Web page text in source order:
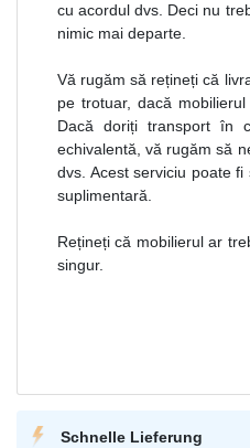
cu acordul dvs. Deci nu
nimic mai departe.
Vă rugăm să rețineți că
pe trotuar, dacă
Dacă doriți transport în
echivalentă, vă rugăm să
dvs. Acest serviciu poate
suplimentară.
Rețineți că mobilierul ar
singur.
Schnelle Lieferung